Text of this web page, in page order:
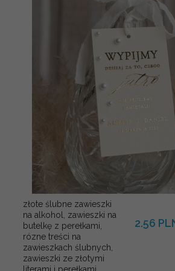
złote ślubne zawieszki
na alkohol, zawieszki na
butelkę z perełkami,
rózne treści na
zawieszkach ślubnych,
zawieszki ze złotymi
2.56